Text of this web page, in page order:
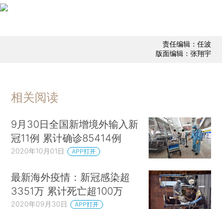
责任编辑：任波
版面编辑：张翔宇
相关阅读
9月30日全国新增境外输入新
冠11例 累计确诊85414例
2020年10月01日 APP打开
最新海外疫情：新冠感染超
3351万 累计死亡超100万
2020年09月30日 APP打开